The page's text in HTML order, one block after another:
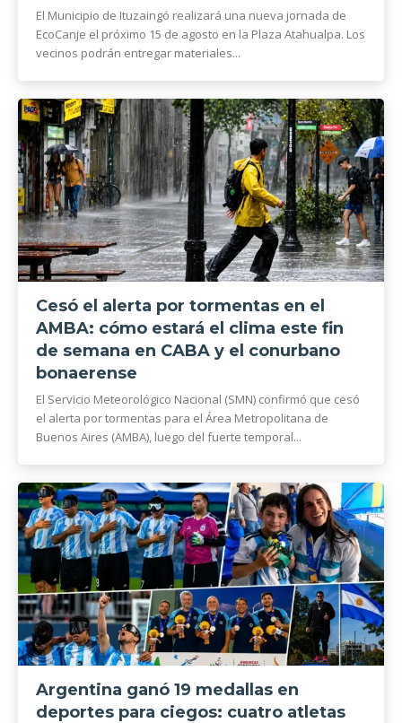
El Municipio de Ituzaingó realizará una nueva jornada de
EcoCanje el próximo 15 de agosto en la Plaza Atahualpa. Los
vecinos podrán entregar materiales...
Cesó el alerta por tormentas en el
AMBA: cómo estará el clima este fin
de semana en CABA y el conurbano
bonaerense
El Servicio Meteorológico Nacional (SMN) confirmó que cesó
el alerta por tormentas para el Área Metropolitana de
Buenos Aires (AMBA), luego del fuerte temporal...
Argentina ganó 19 medallas en
deportes para ciegos: cuatro atletas